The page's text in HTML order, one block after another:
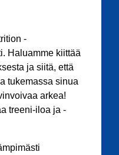
-
Haluamme kiittää
ja siitä, että
tukemassa sinua
arkea!
treeni-iloa ja -